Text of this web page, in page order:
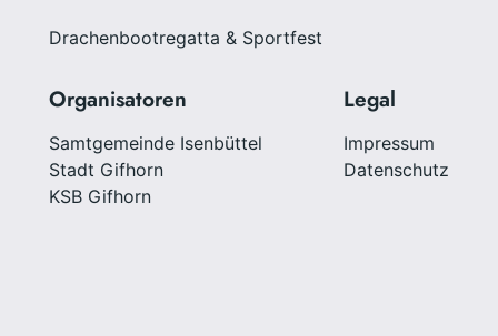
Drachenbootregatta & Sportfest
Organisatoren
Samtgemeinde Isenbüttel
Stadt Gifhorn
KSB Gifhorn
Legal
Impressum
Datenschutz